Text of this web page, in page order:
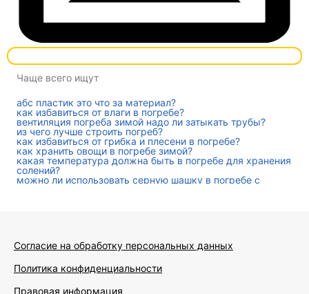
Чаще всего ищут
абс пластик это что за материал?
как избавиться от влаги в погребе?
вентиляция погреба зимой надо ли затыкать трубы?
из чего лучше строить погреб?
как избавиться от грибка и плесени в погребе?
как хранить овощи в погребе зимой?
какая температура должна быть в погребе для хранения
солений?
можно ли использовать серную шашку в погребе с
Согласие на обработку персональных данных
Политика конфиденциальности
Правовая информация